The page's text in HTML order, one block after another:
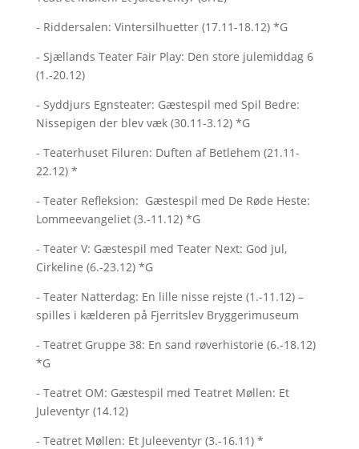
- Riddersalen: Vintersilhuetter (17.11-18.12) *G
- Sjællands Teater Fair Play: Den store julemiddag 6
(1.-20.12)
- Syddjurs Egnsteater: Gæstespil med Spil Bedre:
Nissepigen der blev væk (30.11-3.12) *G
- Teaterhuset Filuren: Duften af Betlehem (21.11-
22.12) *
- Teater Refleksion: Gæstespil med De Røde Heste:
Lommeevangeliet (3.-11.12) *G
- Teater V: Gæstespil med Teater Next: God jul,
Cirkeline (6.-23.12) *G
- Teater Natterdag: En lille nisse rejste (1.-11.12) –
spilles i kælderen på Fjerritslev Bryggerimuseum
- Teatret Gruppe 38: En sand røverhistorie (6.-18.12)
*G
- Teatret OM: Gæstespil med Teatret Møllen: Et
Juleventyr (14.12)
- Teatret Møllen: Et Juleeventyr (3.-16.11) *